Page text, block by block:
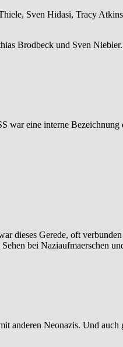
Sven Hidasi, Tracy
Brodbeck und Sven Niebler.
war eine interne
dieses Gerede, oft
bei Naziaufmaerschen
anderen Neonazis. Und auch